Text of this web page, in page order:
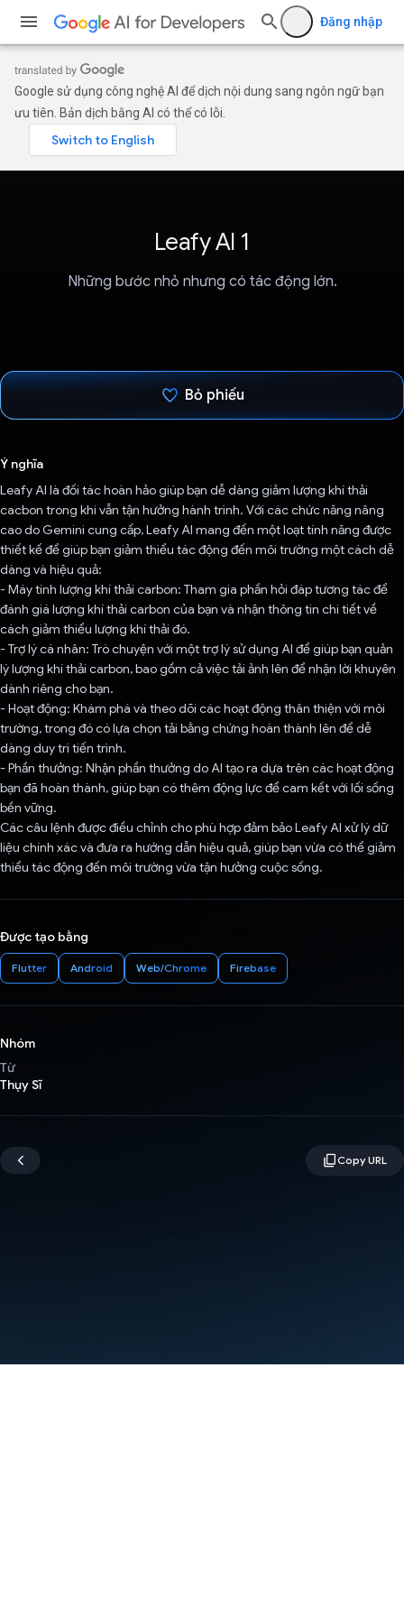
Đăng nhập
Google sử dụng công nghệ AI để dịch nội dung sang ngôn ngữ bạn
ưu tiên. Bản dịch bằng AI có thể có lỗi.
Leafy AI 1
Những bước nhỏ nhưng có tác động lớn.
Bỏ phiếu
Ý nghĩa
Leafy AI là đối tác hoàn hảo giúp bạn dễ dàng giảm lượng khí thải
cacbon trong khi vẫn tận hưởng hành trình. Với các chức năng nâng
cao do Gemini cung cấp, Leafy AI mang đến một loạt tính năng được
thiết kế để giúp bạn giảm thiểu tác động đến môi trường một cách dễ
dàng và hiệu quả:
- Máy tính lượng khí thải carbon: Tham gia phần hỏi đáp tương tác để
đánh giá lượng khí thải carbon của bạn và nhận thông tin chi tiết về
cách giảm thiểu lượng khí thải đó.
- Trợ lý cá nhân: Trò chuyện với một trợ lý sử dụng AI để giúp bạn quản
lý lượng khí thải carbon, bao gồm cả việc tải ảnh lên để nhận lời khuyên
dành riêng cho bạn.
- Hoạt động: Khám phá và theo dõi các hoạt động thân thiện với môi
trường, trong đó có lựa chọn tải bằng chứng hoàn thành lên để dễ
dàng duy trì tiến trình.
- Phần thưởng: Nhận phần thưởng do AI tạo ra dựa trên các hoạt động
bạn đã hoàn thành, giúp bạn có thêm động lực để cam kết với lối sống
bền vững.
Các câu lệnh được điều chỉnh cho phù hợp đảm bảo Leafy AI xử lý dữ
liệu chính xác và đưa ra hướng dẫn hiệu quả, giúp bạn vừa có thể giảm
thiểu tác động đến môi trường vừa tận hưởng cuộc sống.
Được tạo bằng
Flutter Android Web/Chrome Firebase
Nhóm
Từ
Thụy Sĩ